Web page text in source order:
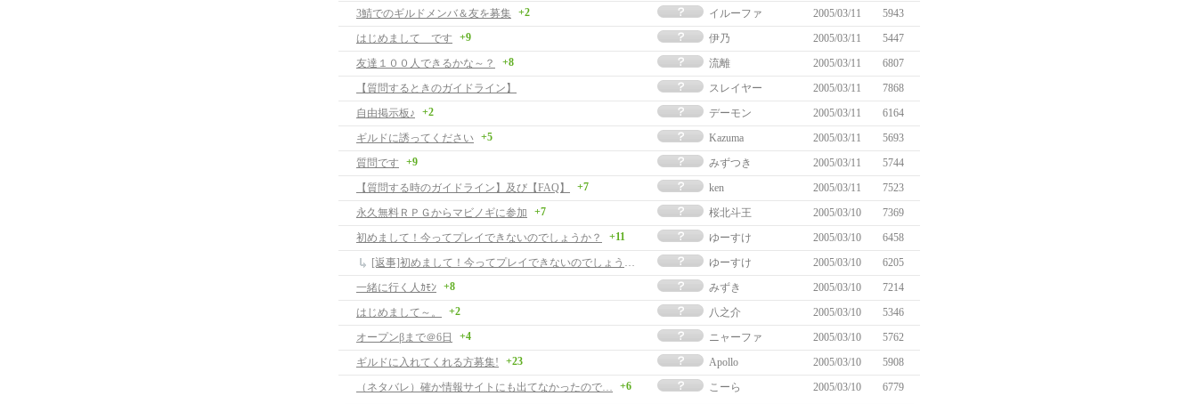
3鯖でのギルドメンバ＆友を募集 +2 イルーファ 2005/03/11
5943
はじめまして です
+9 伊乃 2005/03/11
5447
友達１００人できるかな～？
+8 流離 2005/03/11
6807
【質問するときのガイドライン】
スレイヤー 2005/03/11
7868
自由掲示板♪
+2 デーモン 2005/03/11
6164
ギルドに誘ってください +5 Kazuma 2005/03/11
5693
質問です
+9 みずつき 2005/03/11
5744
【質問する時のガイドライン】及び【FAQ】
+7 ken 2005/03/11
7523
永久無料ＲＰＧからマビノギに参加
+7 桜北斗王 2005/03/10
7369
初めまして！今ってプレイできないのでしょうか？
+11 ゆーすけ 2005/03/10
6458
[返事]初めまして！今ってプレイできないのでしょうか？
ゆーすけ 2005/03/10
6205
一緒に行く人ｶﾓﾝ +8 みずき 2005/03/10
7214
はじめまして～。
+2 八之介 2005/03/10
5346
オープンβまで＠6日
+4 ニャーファ 2005/03/10
5762
ギルドに入れてくれる方募集!
+23 Apollo 2005/03/10
5908
（ネタバレ）確か情報サイトにも出てなかったので…
+6 こーら 2005/03/10 6779